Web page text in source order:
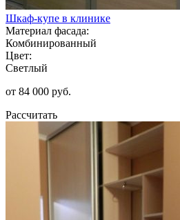
Шкаф-купе в клинике
Материал фасада:
Комбинированный
Цвет:
Светлый
от 84 000 руб.
Рассчитать